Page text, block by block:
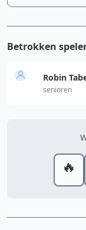
Betrokken
Robin
senioren
🔥